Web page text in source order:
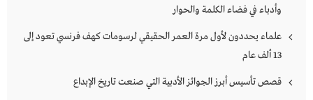
وأدباء في فضاء الكلمة والحوار
علماء يحددون لأول مرة العمر الحقيقي لرسومات كهف فرنسي تعود إلى
13 ألف عام
قصص تأسيس أبرز الجوائز الأدبية التي صنعت تاريخ الإبداع